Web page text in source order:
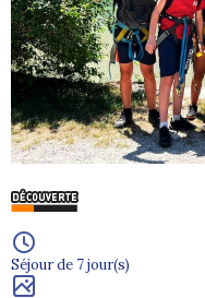
Séjour de 7 jour(s)